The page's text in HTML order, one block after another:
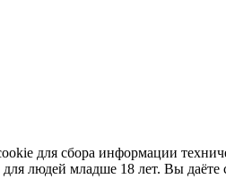
для сбора информации
людей младше 18 лет. Вы даёте